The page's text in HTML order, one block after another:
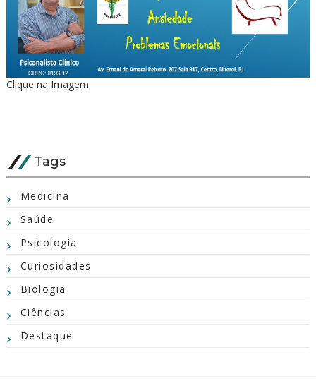
Clique na Imagem
Tags
Medicina
Saúde
Psicologia
Curiosidades
Biologia
Ciências
Destaque